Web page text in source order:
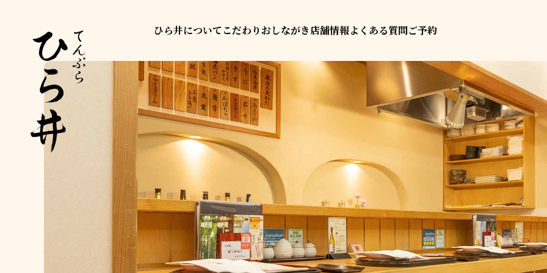
ひら井について こだわりおしながき店舗情報よくある質問ご予約